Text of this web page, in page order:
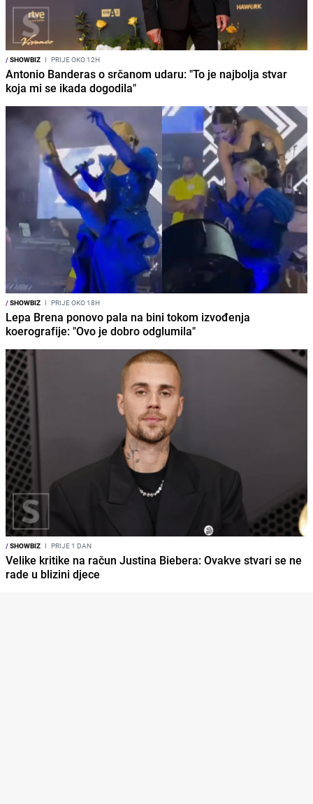
/SHOWBIZ I PRIJE OKO 12H
Antonio Banderas o srčanom udaru: "To je najbolja stvar
koja mi se ikada dogodila"
/SHOWBIZ I PRIJE OKO 18H
Lepa Brena ponovo pala na bini tokom izvođenja
koerografije: "Ovo je dobro odglumila"
/SHOWBIZ I PRIJE 1 DAN
Velike kritike na račun Justina Biebera: Ovakve stvari se ne
rade u blizini djece